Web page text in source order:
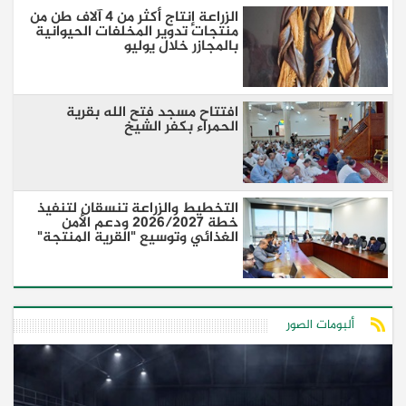
الزراعة إنتاج أكثر من 4 آلاف طن من
منتجات تدوير المخلفات الحيوانية
بالمجازر خلال يوليو
افتتاح مسجد فتح الله بقرية
الحمراء بكفر الشيخ
التخطيط والزراعة تنسقان لتنفيذ
خطة 2026/2027 ودعم الأمن
الغذائي وتوسيع "القرية المنتجة"
ألبومات الصور